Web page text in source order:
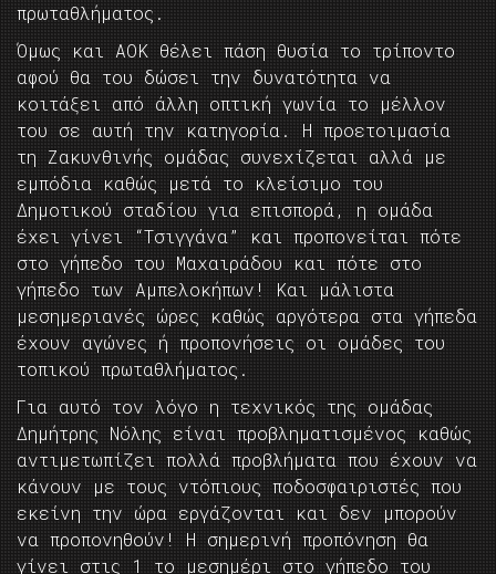
πρωταθλήματος.
Όμως και ΑΟΚ θέλει πάση θυσία το τρίποντο
αφού θα του δώσει την δυνατότητα να
κοιτάξει από άλλη οπτική γωνία το μέλλον
του σε αυτή την κατηγορία. Η προετοιμασία
τη Ζακυνθινής ομάδας συνεχίζεται αλλά με
εμπόδια καθώς μετά το κλείσιμο του
Δημοτικού σταδίου για επισπορά, η ομάδα
έχει γίνει “Τσιγγάνα” και προπονείται πότε
στο γήπεδο του Μαχαιράδου και πότε στο
γήπεδο των Αμπελοκήπων! Και μάλιστα
μεσημεριανές ώρες καθώς αργότερα στα γήπεδα
έχουν αγώνες ή προπονήσεις οι ομάδες του
τοπικού πρωταθλήματος.
Για αυτό τον λόγο η τεχνικός της ομάδας
Δημήτρης Νόλης είναι προβληματισμένος καθώς
αντιμετωπίζει πολλά προβλήματα που έχουν να
κάνουν με τους ντόπιους ποδοσφαιριστές που
εκείνη την ώρα εργάζονται και δεν μπορούν
να προπονηθούν! Η σημερινή προπόνηση θα
γίνει στις 1 το μεσημέρι στο γήπεδο του